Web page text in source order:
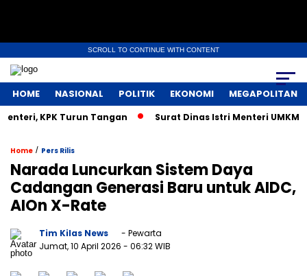
SCROLL TO CONTINUE WITH CONTENT
HOME NASIONAL POLITIK EKONOMI MEGAPOLITAN
KPK Turun Tangan Surat Dinas Istri Menteri UMKM
Home / Pers Rilis
Narada Luncurkan Sistem Daya
Cadangan Generasi Baru untuk AIDC,
AIOn X-Rate
Tim Kilas News
- Pewarta
Jumat, 10 April 2026 - 06:32 WIB